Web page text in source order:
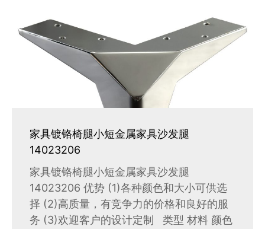
家具镀铬椅腿小短金属家具沙发腿
14023206
家具镀铬椅腿小短金属家具沙发腿
14023206 优势 (1)各种颜色和大小可供选
择 (2)高质量，有竞争力的价格和良好的服
务 (3)欢迎客户的设计定制 类型 材料 颜色